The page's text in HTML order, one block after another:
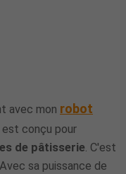
avec mon robot
est conçu pour
de pâtisserie. C'est
sa puissance de